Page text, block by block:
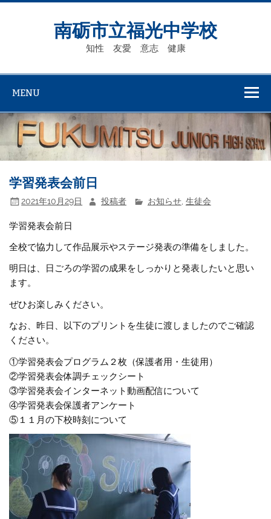
Skip
南砺市立福光中学校
知性 友愛 意志 健康
MENU
学習発表会前日
2021年10月29日 投稿者 お知らせ, 生徒会
学習発表会前日
全校で協力して作品展示やステージ発表の準備をしました。
明日は、日ごろの学習の成果をしっかりと発表したいと思い
ます。
ぜひお楽しみください。
なお、昨日、以下のプリントを生徒に渡しましたのでご確認
ください。
①学習発表会プログラム２枚（保護者用・生徒用）
②学習発表会体調チェックシート
③学習発表会インターネット動画配信について
④学習発表会保護者アンケート
⑤１１月の下校時刻について